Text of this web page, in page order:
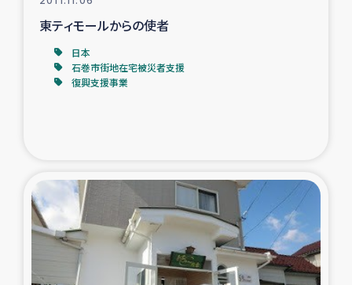
女性グループPIFWANITAによる食品加工事業
ミャンマー緊急支援
タイ国境ミャンマー移民子ども支援
東ティモールからの使者
日本
石巻市街地在宅被災者支援
復興支援事業